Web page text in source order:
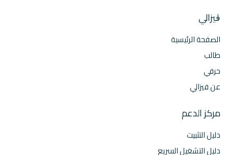
ڨيزالي
الصفحة الرئيسية
طالب
حرفي
عن فيزالي
مركز الدعم
دليل التثبيت
دليل التشغيل السريع